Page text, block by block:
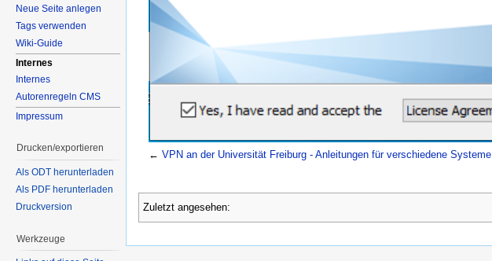
← VPN an der Universität Freiburg - Anleitungen für verschiedene Systeme
Zuletzt angesehen:
Neue Seite anlegen
Tags verwenden
Wiki-Guide
Internes
Internes
Autorenregeln CMS
Impressum
Drucken/exportieren
Als ODT herunterladen
Als PDF herunterladen
Druckversion
Werkzeuge